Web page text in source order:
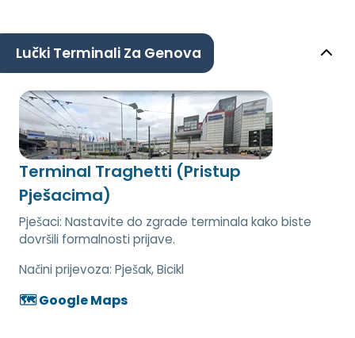
Lučki Terminali Za Genova
Terminal Traghetti (Pristup
Pješacima)
Pješaci: Nastavite do zgrade terminala kako biste
dovršili formalnosti prijave.
Načini prijevoza: Pješak, Bicikl
🗺️ Google Maps